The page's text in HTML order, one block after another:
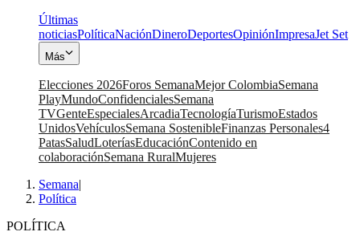
Últimas
noticiasPolíticaNaciónDineroDeportesOpiniónImpresaJet Set
Más
Elecciones 2026Foros SemanaMejor ColombiaSemana
PlayMundoConfidencialesSemana
TVGenteEspecialesArcadiaTecnologíaTurismoEstados
UnidosVehículosSemana SostenibleFinanzas Personales4
PatasSaludLoteríasEducaciónContenido en
colaboraciónSemana RuralMujeres
Semana|
Política
POLÍTICA